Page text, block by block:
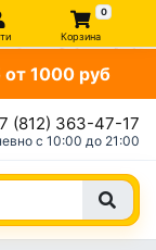
0
Корзина
от 1000 руб
(812) 363-47-17
c 10:00 до 21:00